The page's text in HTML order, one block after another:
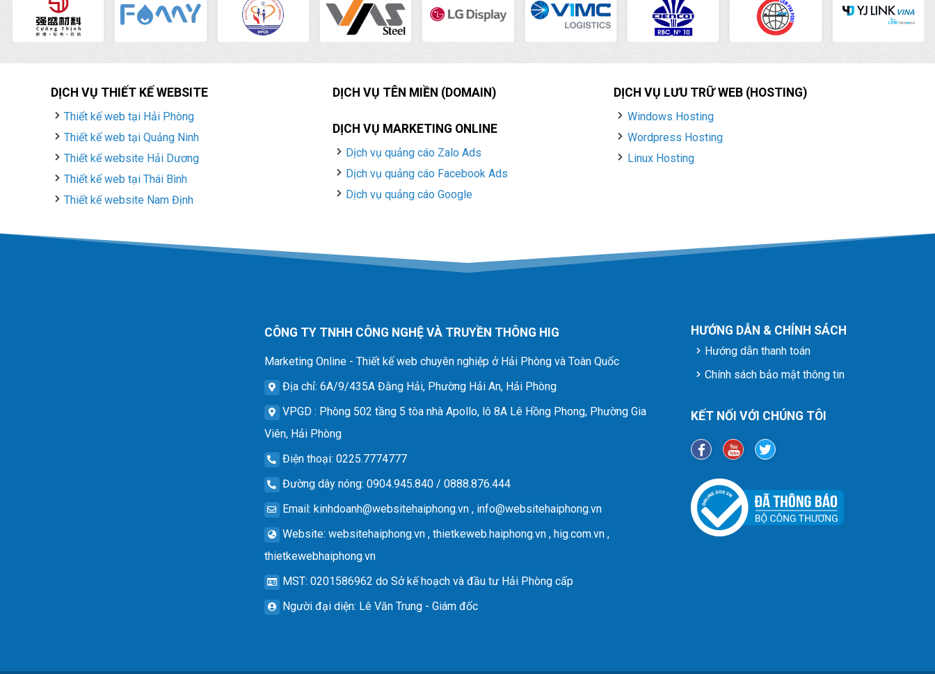
DỊCH VỤ THIẾT KẾ WEBSITE
Thiết kế web tại Hải Phòng
Thiết kế web tại Quảng Ninh
Thiết kế website Hải Dương
Thiết kế web tại Thái Bình
Thiết kế website Nam Định
DỊCH VỤ TÊN MIỀN (DOMAIN)
DỊCH VỤ MARKETING ONLINE
Dịch vụ quảng cáo Zalo Ads
Dịch vụ quảng cáo Facebook Ads
Dịch vụ quảng cáo Google
DỊCH VỤ LƯU TRỮ WEB (HOSTING)
Windows Hosting
Wordpress Hosting
Linux Hosting
HƯỚNG DẪN & CHÍNH SÁCH
Hướng dẫn thanh toán
Chính sách bảo mật thông tin
KẾT NỐI VỚI CHÚNG TÔI
CÔNG TY TNHH CÔNG NGHỆ VÀ TRUYỀN THÔNG HIG
Marketing Online - Thiết kế web chuyên nghiệp ở Hải Phòng và Toàn Quốc
Địa chỉ: 6A/9/435A Đằng Hải, Phường Hải An, Hải Phòng
VPGD : Phòng 502 tầng 5 tòa nhà Apollo, lô 8A Lê Hồng Phong, Phường Gia
Viên, Hải Phòng
Điện thoại: 0225.7774777
Đường dây nóng: 0904.945.840 / 0888.876.444
Email : kinhdoanh@websitehaiphong.vn, info@websitehaiphong.vn
Website: websitehaiphong.vn , thietkeweb.haiphong.vn , hig.com.vn ,
thietkewebhaiphong.vn
MST: 0201586962 do Sở kế hoạch và đầu tư Hải Phòng cấp
Người đại diện: Lê Văn Trung - Giám đốc